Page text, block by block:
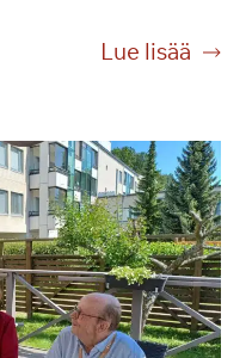
Lue lisää
K
ä
r
e
t
k
i
L
a